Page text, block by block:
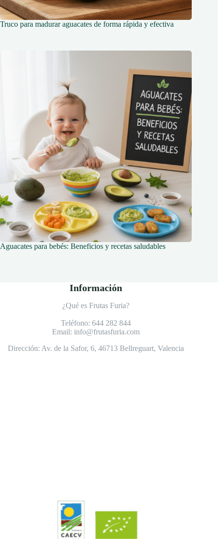
Truco para madurar aguacates de forma rápida y efectiva
Aguacates para bebés: Beneficios y recetas saludables
Información
¿Qué es Frutas Furia?
Teléfono:644 282 844
Email: info@frutasfuria.com
Dirección: Av. de la Safor, 6, 46713 Bellreguart, Valencia